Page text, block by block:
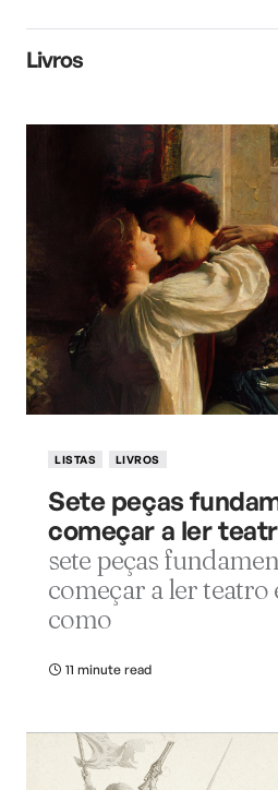
Livros
LISTAS LIVROS
Sete peças
começar a ler
sete peças
começar a ler teatro
como
11 minute read